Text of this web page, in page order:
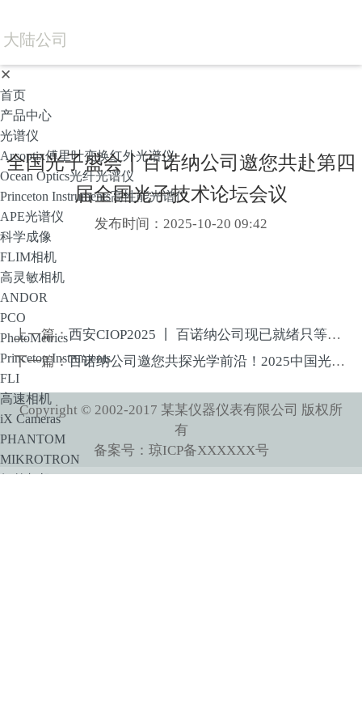
大陆公司
✕
首页
产品中心
光谱仪
Arcoptix傅里叶变换红外光谱仪
Ocean Optics光纤光谱仪
Princeton Instruments高性能光谱仪
APE光谱仪
科学成像
FLIM相机
高灵敏相机
ANDOR
PCO
PhotoMetrics
Princeton Instruments
FLI
高速相机
iX Cameras
PHANTOM
MIKROTRON
全国光子盛会丨百诺纳公司邀您共赴第四
届全国光子技术论坛会议
发布时间：2025-10-20 09:42
上一篇：西安CIOP2025 丨 百诺纳公司现已就绪只等您来
下一篇：百诺纳公司邀您共探光学前沿！2025中国光学十大进展高峰论坛即将启幕
Copyright © 2002-2017 某某仪器仪表有限公司 版权所
有
备案号：琼ICP备XXXXXX号